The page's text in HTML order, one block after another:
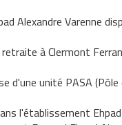
Alexandre Varenne
à Clermont
d'une unité PASA
l'établissement